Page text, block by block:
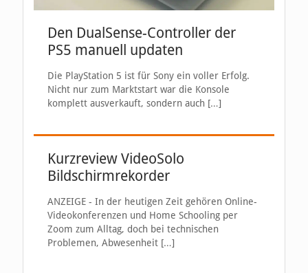
Den DualSense-Controller der
PS5 manuell updaten
Die PlayStation 5 ist für Sony ein voller Erfolg.
Nicht nur zum Marktstart war die Konsole
komplett ausverkauft, sondern auch […]
Kurzreview VideoSolo
Bildschirmrekorder
ANZEIGE - In der heutigen Zeit gehören Online-
Videokonferenzen und Home Schooling per
Zoom zum Alltag, doch bei technischen
Problemen, Abwesenheit […]